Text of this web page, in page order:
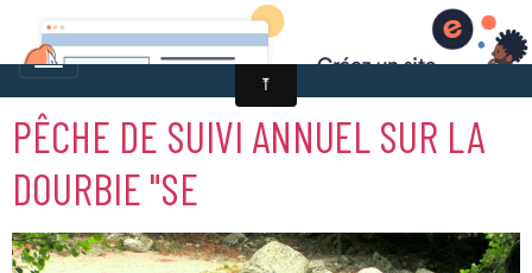
PÊCHE DE SUIVI ANNUEL SUR LA
DOURBIE "SE